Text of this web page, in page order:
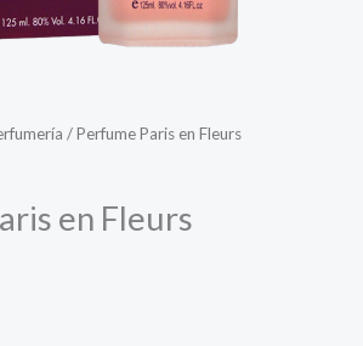
/ Perfume Paris en Fleurs
en Fleurs